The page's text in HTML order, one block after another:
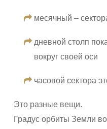
месячный –
дневной столп
вокруг своей оси
часовой сектора
Это разные вещи.
Градус орбиты Земли